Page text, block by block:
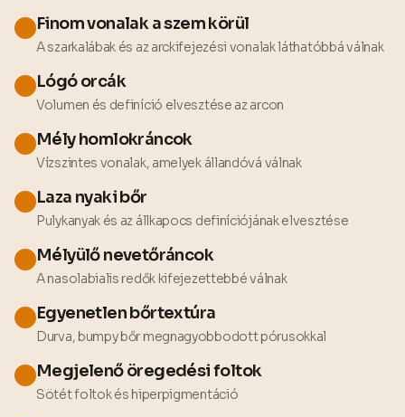
Finom vonalak a szem körül
A szarkalábak és az arckifejezési vonalak láthatóbbá válnak
Lógó orcák
Volumen és definíció elvesztése az arcon
Mély homlokráncok
Vízszintes vonalak, amelyek állandóvá válnak
Laza nyaki bőr
Pulykanyak és az állkapocs definíciójának elvesztése
Mélyülő nevetőráncok
A nasolabialis redők kifejezettebbé válnak
Egyenetlen bőrtextúra
Durva, bumpy bőr megnagyobbodott pórusokkal
Megjelenő öregedési foltok
Sötét foltok és hiperpigmentáció